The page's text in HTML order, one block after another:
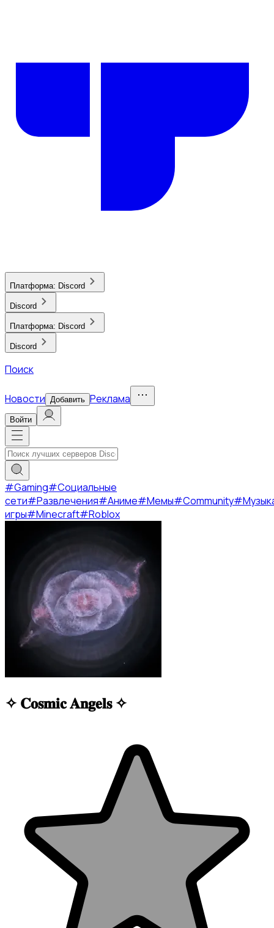
Платформа: Discord
Discord
Платформа: Discord
Discord
Поиск
Новости Добавить Реклама
Войти
#Gaming#Социальные
сети#Развлечения#Аниме#Мемы#Community#
игры#Minecraft#Roblox
✧ 𝐂𝐨𝐬𝐦𝐢𝐜 𝐀𝐧𝐠𝐞𝐥𝐬 ✧